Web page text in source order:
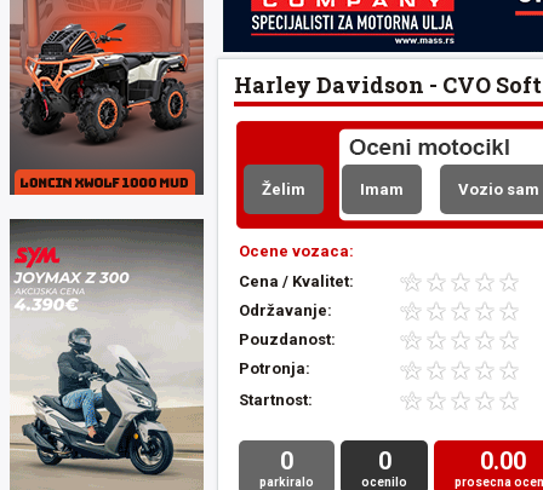
Harley Davidson - CVO
Želim Imam Vozio sam
Ocene vozaca:
Cena / Kvalitet:
Održavanje:
Pouzdanost:
Potronja:
Startnost:
0
parkiralo
0
ocenilo
0.00
prosecna